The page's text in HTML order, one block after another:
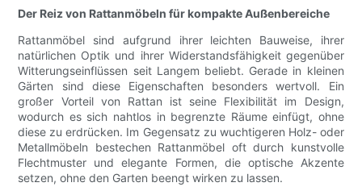
Der Reiz von Rattanmöbeln für kompakte Außenbereiche
Rattanmöbel sind aufgrund ihrer leichten Bauweise, ihrer
natürlichen Optik und ihrer Widerstandsfähigkeit gegenüber
Witterungseinflüssen seit Langem beliebt. Gerade in kleinen
Gärten sind diese Eigenschaften besonders wertvoll. Ein
großer Vorteil von Rattan ist seine Flexibilität im Design,
wodurch es sich nahtlos in begrenzte Räume einfügt, ohne
diese zu erdrücken. Im Gegensatz zu wuchtigeren Holz- oder
Metallmöbeln bestechen Rattanmöbel oft durch kunstvolle
Flechtmuster und elegante Formen, die optische Akzente
setzen, ohne den Garten beengt wirken zu lassen.